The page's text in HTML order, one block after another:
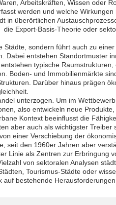
Arbeitskräften, Wissen oder
werden und welche Wirkungen
in überörtlichen
Export-Basis-Theorie oder
sondern führt auch zu
Dabei entstehen Standortmuster
typische Raumstrukturen,
Boden- und Immobilienmärkte
Darüber hinaus prägen
unterzogen. Um im
also entwickeln neue
Kontext beeinflusst die
aber auch als wichtigster Treiber
einer Verschiebung der
seit den 1960er Jahren aber
Linie als Zentren zur Erbringung
von sektoralen Analysen
Tourismus-Städte oder
bestehende